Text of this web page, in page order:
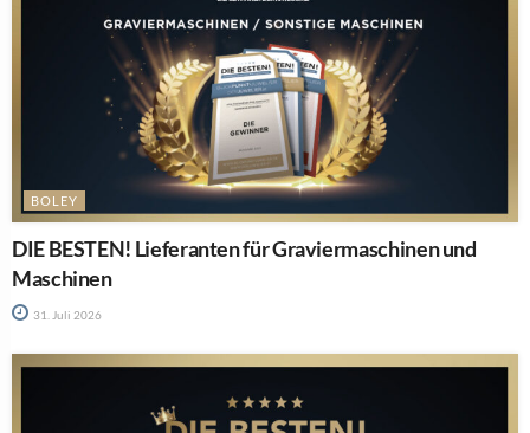
BOLEY
DIE BESTEN! Lieferanten für Graviermaschinen und
Maschinen
31. Juli 2026